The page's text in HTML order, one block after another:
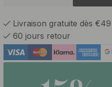
Livraison gratuite dès €49
60 jours retour